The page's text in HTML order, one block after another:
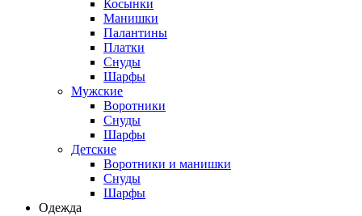
Косынки
Манишки
Палантины
Платки
Снуды
Шарфы
Мужские
Воротники
Снуды
Шарфы
Детские
Воротники и манишки
Снуды
Шарфы
Одежда